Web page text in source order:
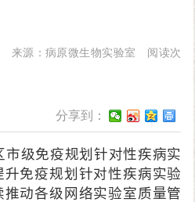
来源：病原微生物实验室 阅读次
分享到：
级免疫规划针对性疾病实
免疫规划针对性疾病实验
动各级网络实验室质量管